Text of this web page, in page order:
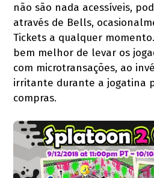
não são nada acessíveis,
através de Bells,
Tickets a qualquer
bem melhor de levar os
com microtransações, ao
irritante durante a jogatina
compras.